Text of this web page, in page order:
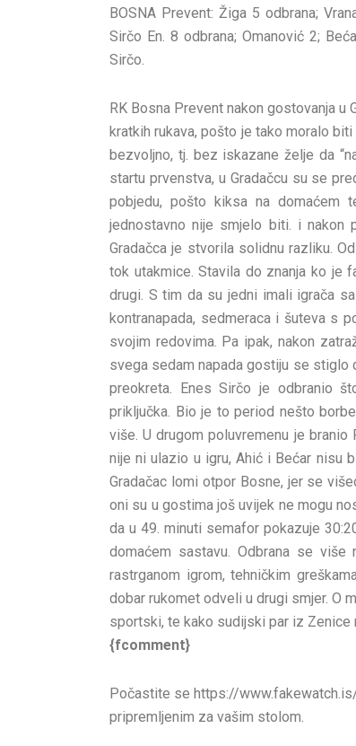
BOSNA Prevent: Žiga 5 odbrana;
Sirčo En. 8 odbrana; Omanović 2;
Sirčo.
RK Bosna Prevent nakon gostovanja
kratkih rukava, pošto je tako moralo
bezvoljno, tj. bez iskazane želje da
startu prvenstva, u Gradačcu su se
pobjedu, pošto kiksa na domaćem
jednostavno nije smjelo biti. i nakon
Gradačca je stvorila solidnu razliku.
tok utakmice. Stavila do znanja ko je
drugi. S tim da su jedni imali igrača
kontranapada, sedmeraca i šuteva s
svojim redovima. Pa ipak, nakon
svega sedam napada gostiju se stiglo
preokreta. Enes Sirčo je odbranio
priključka. Bio je to period nešto
više. U drugom poluvremenu je
nije ni ulazio u igru, Ahić i Bećar nisu
Gradačac lomi otpor Bosne, jer se
oni su u gostima još uvijek ne mogu
da u 49. minuti semafor pokazuje
domaćem sastavu. Odbrana se
rastrganom igrom, tehničkim
dobar rukomet odveli u drugi smjer. O
sportski, te kako sudijski par iz Zenice
{fcomment}
Počastite se https://
pripremljenim za vašim stolom.